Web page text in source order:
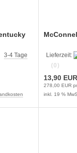
3-4 Tage
Lieferzeit:
(0)
13,90 EUR
278,00 EUR
inkl. 19 %